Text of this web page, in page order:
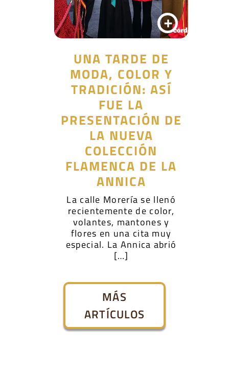
+
UNA TARDE DE
MODA, COLOR Y
TRADICIÓN: ASÍ
FUE LA
PRESENTACIÓN DE
LA NUEVA
COLECCIÓN
FLAMENCA DE LA
ANNICA
La calle Morería se llenó
recientemente de color,
volantes, mantones y
flores en una cita muy
especial. La Annica abrió
[…]
MÁS
ARTÍCULOS